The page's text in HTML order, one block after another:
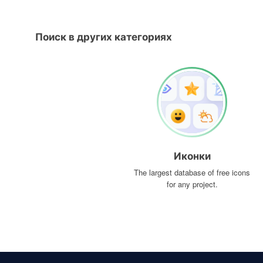
Поиск в других категориях
Иконки
The largest database of free icons
for any project.